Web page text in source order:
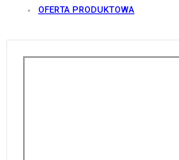
OFERTA PRODUKTOWA